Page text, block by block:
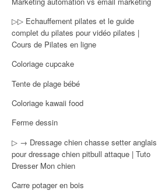
▷▷ Echauffement pilates et le guide
complet du pilates pour vidéo pilates |
Cours de Pilates en ligne
Coloriage cupcake
Tente de plage bébé
Coloriage kawaii food
Ferme dessin
▷ → Dressage chien chasse setter anglais
pour dressage chien pitbull attaque | Tuto
Dresser Mon chien
Carre potager en bois